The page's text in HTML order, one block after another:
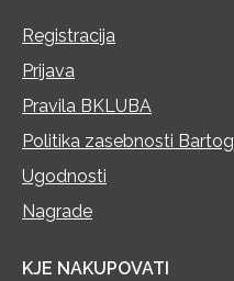
Registracija
Prijava
Pravila BKLUBA
Politika zasebnosti Bartog
Ugodnosti
Nagrade
KJE NAKUPOVATI